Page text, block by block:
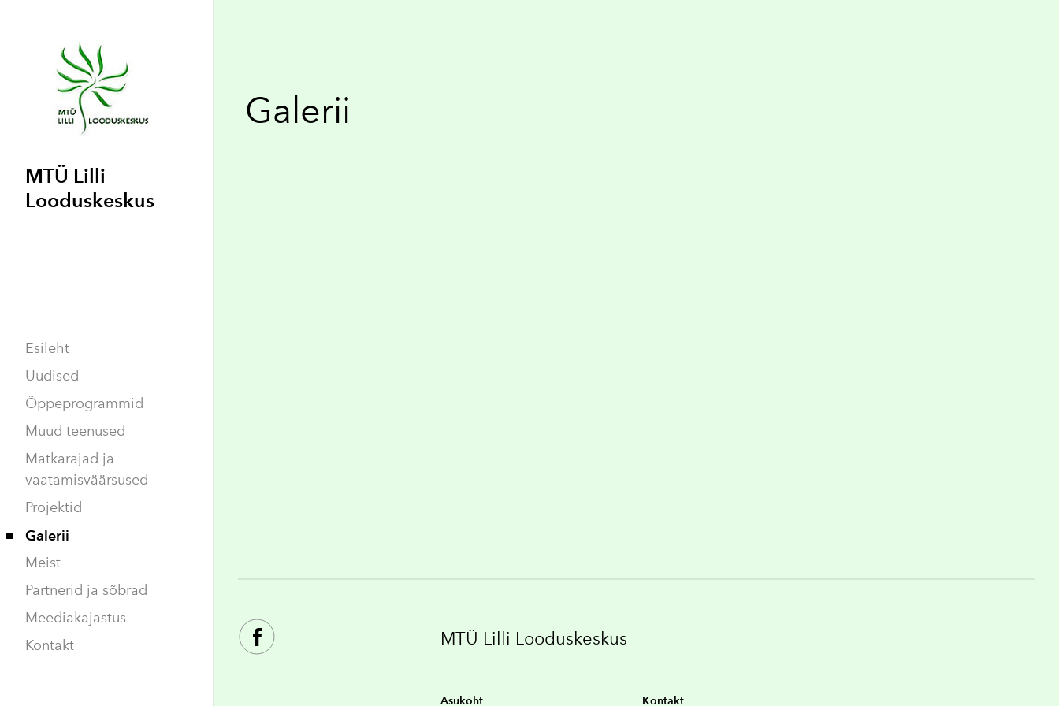
MTÜ Lilli
Looduskeskus
Esileht
Uudised
Õppeprogrammid
Muud teenused
Matkarajad ja
vaatamisväärsused
Projektid
Galerii
Meist
Partnerid ja sõbrad
Meediakajastus
Kontakt
Galerii
MTÜ Lilli Looduskeskus
Asukoht Kontakt